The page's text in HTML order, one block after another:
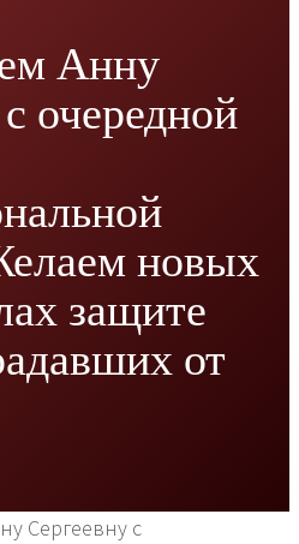
Анну
очередной
новых
защите
от
Сергеевну с